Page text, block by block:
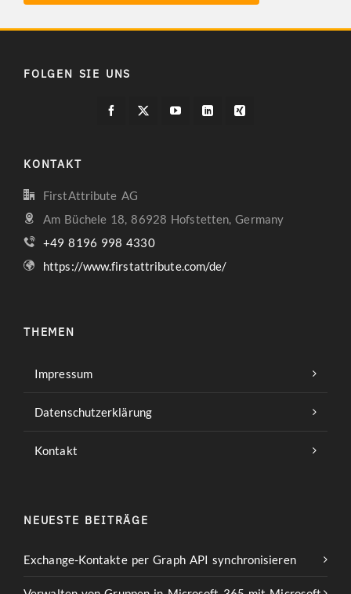
FOLGEN SIE UNS
KONTAKT
FirstAttribute AG
Am Büchele 18, 86928 Hofstetten, Germany
+49 8196 998 4330
https://www.firstattribute.com/de/
THEMEN
Impressum
Datenschutzerklärung
Kontakt
NEUESTE BEITRÄGE
Exchange-Kontakte per Graph API synchronisieren